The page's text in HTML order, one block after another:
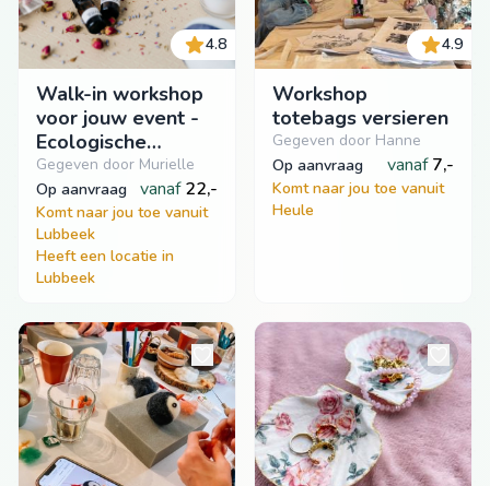
4.8
Walk-in workshop
voor jouw event -
Ecologische
geurkaarsen
Gegeven door Murielle
op aanvraag
vanaf 22,-
Komt naar jou toe vanuit
Lubbeek
Heeft een locatie in
Lubbeek
4.9
Workshop
totebags versieren
Gegeven door Hanne
op aanvraag
vanaf 7,-
Komt naar jou toe vanuit
Heule